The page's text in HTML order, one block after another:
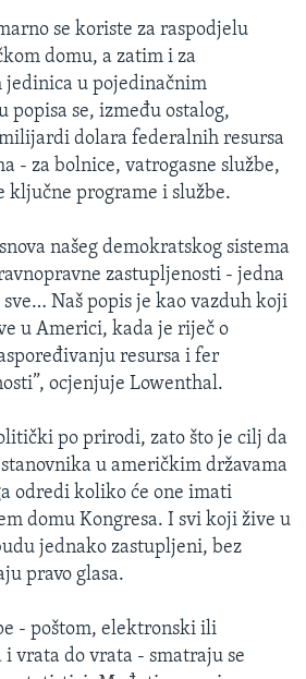
se koriste za raspodjelu
domu, a zatim i za
u pojedinačnim
popisa se, između ostalog,
dolara federalnih resursa
- za bolnice, vatrogasne službe,
ključne programe i službe.
našeg demokratskog sistema
zastupljenosti - jedna
sve… Naš popis je kao vazduh koji
u Americi, kada je riječ o
resursa i fer
ocjenjuje Lowenthal.
po prirodi, zato što je cilj da
u američkim državama
odredi koliko će one imati
domu Kongresa. I svi koji žive u
jednako zastupljeni, bez
pravo glasa.
- poštom, elektronski ili
vrata do vrata - smatraju se